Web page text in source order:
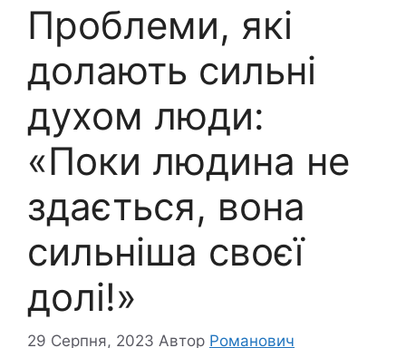
Проблеми, які
долають сильні
духом люди:
«Поки людина не
здається, вона
сильніша своєї
долі!»
29 Серпня, 2023 Автор Романович